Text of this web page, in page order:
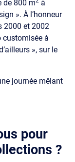
de 800 m
à
». À l’honneur
2000 et 2002
customisée à
», sur le
journée mêlant
pour
?